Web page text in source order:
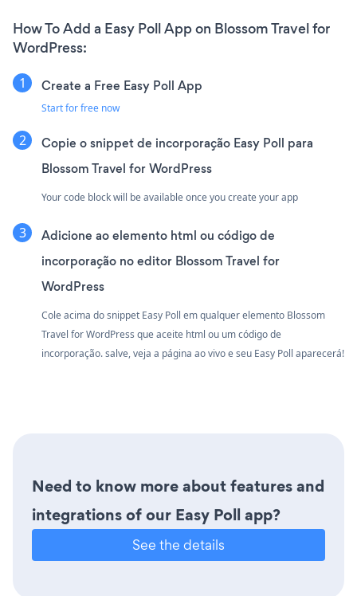
How To Add a Easy Poll App on Blossom Travel for
WordPress:
Create a Free Easy Poll App
Start for free now
Copie o snippet de incorporação Easy Poll para
Blossom Travel for WordPress
Your code block will be available once you create your app
Adicione ao elemento html ou código de
incorporação no editor Blossom Travel for
WordPress
Cole acima do snippet Easy Poll em qualquer elemento Blossom
Travel for WordPress que aceite html ou um código de
incorporação. salve, veja a página ao vivo e seu Easy Poll aparecerá!
Need to know more about features and
integrations of our Easy Poll app?
See the details